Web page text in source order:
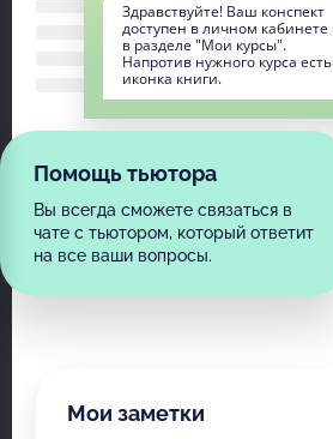
Здравствуйте! Ваш конспект
доступен в личном кабинете
в разделе "Мои курсы".
Напротив нужного курса есть
иконка книги.
Помощь тьютора
Вы всегда сможете связаться в
чате с тьютором, который ответит
на все ваши вопросы.
Мои заметки